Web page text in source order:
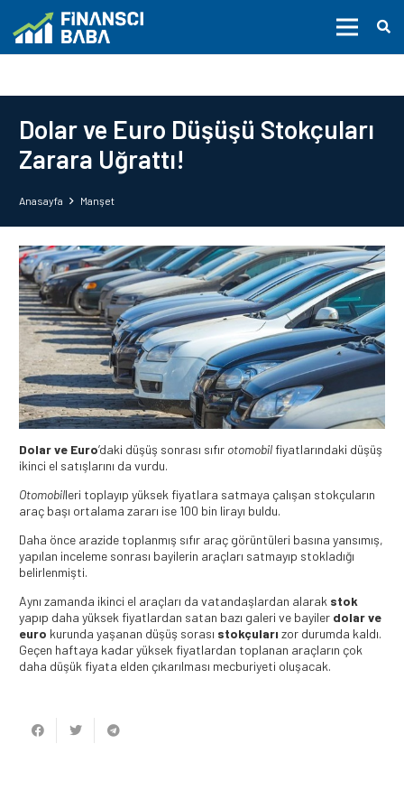
Dolar ve Euro Düşüşü Stokçuları
Zarara Uğrattı!
Anasayfa Manşet
Dolar ve Euro’daki düşüş sonrası sıfır otomobil fiyatlarındaki düşüş
ikinci el satışlarını da vurdu.
Otomobilleri toplayıp yüksek fiyatlara satmaya çalışan stokçuların
araç başı ortalama zararı ise 100 bin lirayı buldu.
Daha önce arazide toplanmış sıfır araç görüntüleri basına yansımış,
yapılan inceleme sonrası bayilerin araçları satmayıp stokladığı
belirlenmişti.
Aynı zamanda ikinci el araçları da vatandaşlardan alarak stok
yapıp daha yüksek fiyatlardan satan bazı galeri ve bayiler dolar ve
euro kurunda yaşanan düşüş sorası stokçuları zor durumda kaldı.
Geçen haftaya kadar yüksek fiyatlardan toplanan araçların çok
daha düşük fiyata elden çıkarılması mecburiyeti oluşacak.